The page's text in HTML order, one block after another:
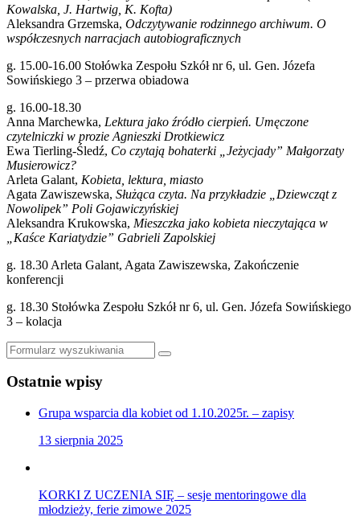
Kowalska, J. Hartwig, K. Kofta)
Aleksandra Grzemska, Odczytywanie rodzinnego archiwum. O
współczesnych narracjach autobiograficznych
g. 15.00-16.00 Stołówka Zespołu Szkół nr 6, ul. Gen. Józefa
Sowińskiego 3 – przerwa obiadowa
g. 16.00-18.30
Anna Marchewka, Lektura jako źródło cierpień. Umęczone
czytelniczki w prozie Agnieszki Drotkiewicz
Ewa Tierling-Śledź, Co czytają bohaterki „Jeżycjady” Małgorzaty
Musierowicz?
Arleta Galant, Kobieta, lektura, miasto
Agata Zawiszewska, Służąca czyta. Na przykładzie „Dziewcząt z
Nowolipek” Poli Gojawiczyńskiej
Aleksandra Krukowska, Mieszczka jako kobieta nieczytająca w
„Kaśce Kariatydzie” Gabrieli Zapolskiej
g. 18.30 Arleta Galant, Agata Zawiszewska, Zakończenie
konferencji
g. 18.30 Stołówka Zespołu Szkół nr 6, ul. Gen. Józefa Sowińskiego
3 – kolacja
Szukaj
Ostatnie wpisy
Grupa wsparcia dla kobiet od 1.10.2025r. – zapisy
13 sierpnia 2025
KORKI Z UCZENIA SIĘ – sesje mentoringowe dla
młodzieży, ferie zimowe 2025